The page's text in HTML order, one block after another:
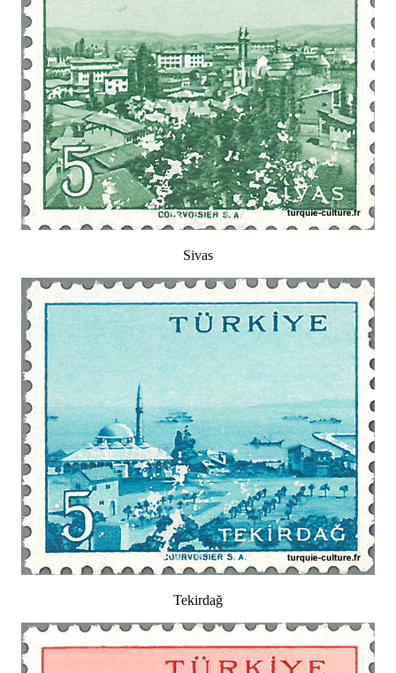
Sivas
Tekirdağ